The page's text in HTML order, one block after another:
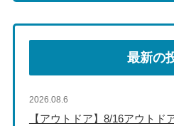
最新の
【アウトドア】8/16アウトド
2026.08.6